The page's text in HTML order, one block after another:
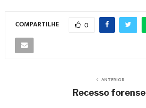
COMPARTILHE 0
ANTERIOR
Recesso forense